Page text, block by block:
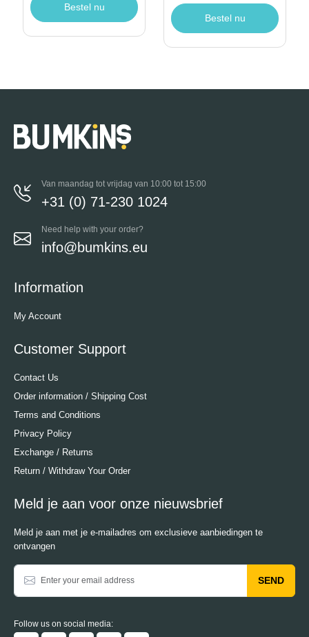
Bestel nu
Bestel nu
Van maandag tot vrijdag van 10:00 tot 15:00
+31 (0) 71-230 1024
Need help with your order?
info@bumkins.eu
Information
My Account
Customer Support
Contact Us
Order information / Shipping Cost
Terms and Conditions
Privacy Policy
Exchange / Returns
Return / Withdraw Your Order
Meld je aan voor onze nieuwsbrief
Meld je aan met je e-mailadres om exclusieve aanbiedingen te
ontvangen
SEND
Follow us on social media: